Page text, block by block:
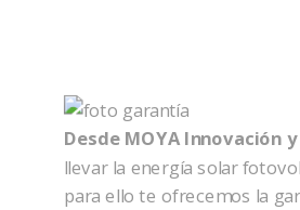
Desde MOYA Innovación
llevar la energía solar
para ello te ofrecemos la